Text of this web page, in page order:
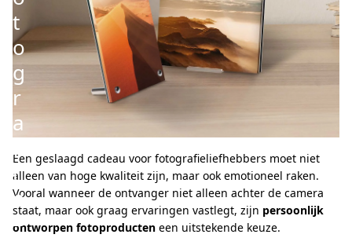
t
o
g
r
a
f
i
e
–
Een geslaagd cadeau voor fotografieliefhebbers moet niet
alleen van hoge kwaliteit zijn, maar ook emotioneel raken.
Vooral wanneer de ontvanger niet alleen achter de camera
staat, maar ook graag ervaringen vastlegt, zijn persoonlijk
ontworpen fotoproducten een uitstekende keuze.